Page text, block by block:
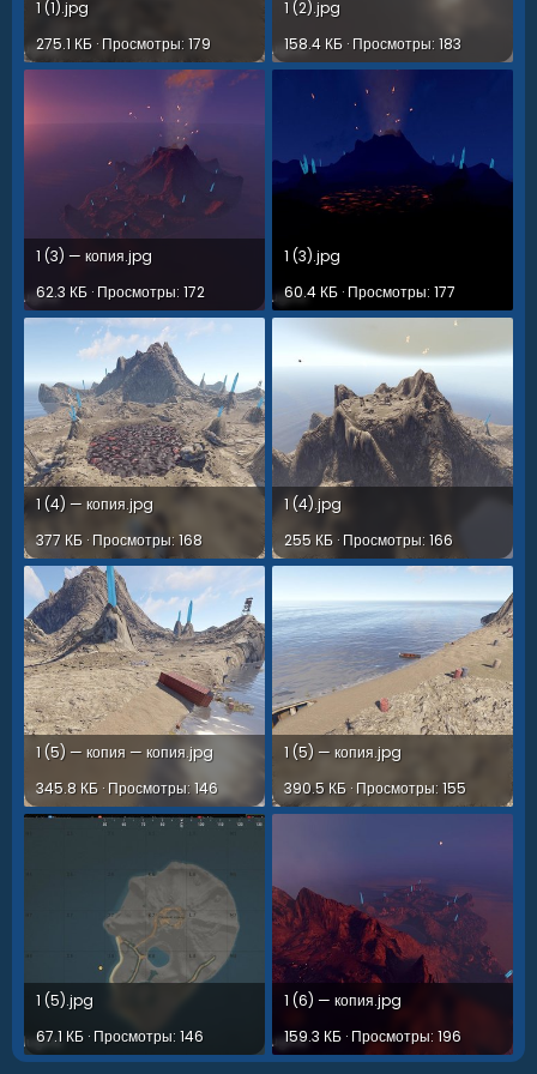
1 (1).jpg
275.1 КБ · Просмотры: 179
1 (2).jpg
158.4 КБ · Просмотры: 183
1 (3) — копия.jpg
62.3 КБ · Просмотры: 172
1 (3).jpg
60.4 КБ · Просмотры: 177
1 (4) — копия.jpg
377 КБ · Просмотры: 168
1 (4).jpg
255 КБ · Просмотры: 166
1 (5) — копия — копия.jpg
345.8 КБ · Просмотры: 146
1 (5) — копия.jpg
390.5 КБ · Просмотры: 155
1 (5).jpg
67.1 КБ · Просмотры: 146
1 (6) — копия.jpg
159.3 КБ · Просмотры: 196